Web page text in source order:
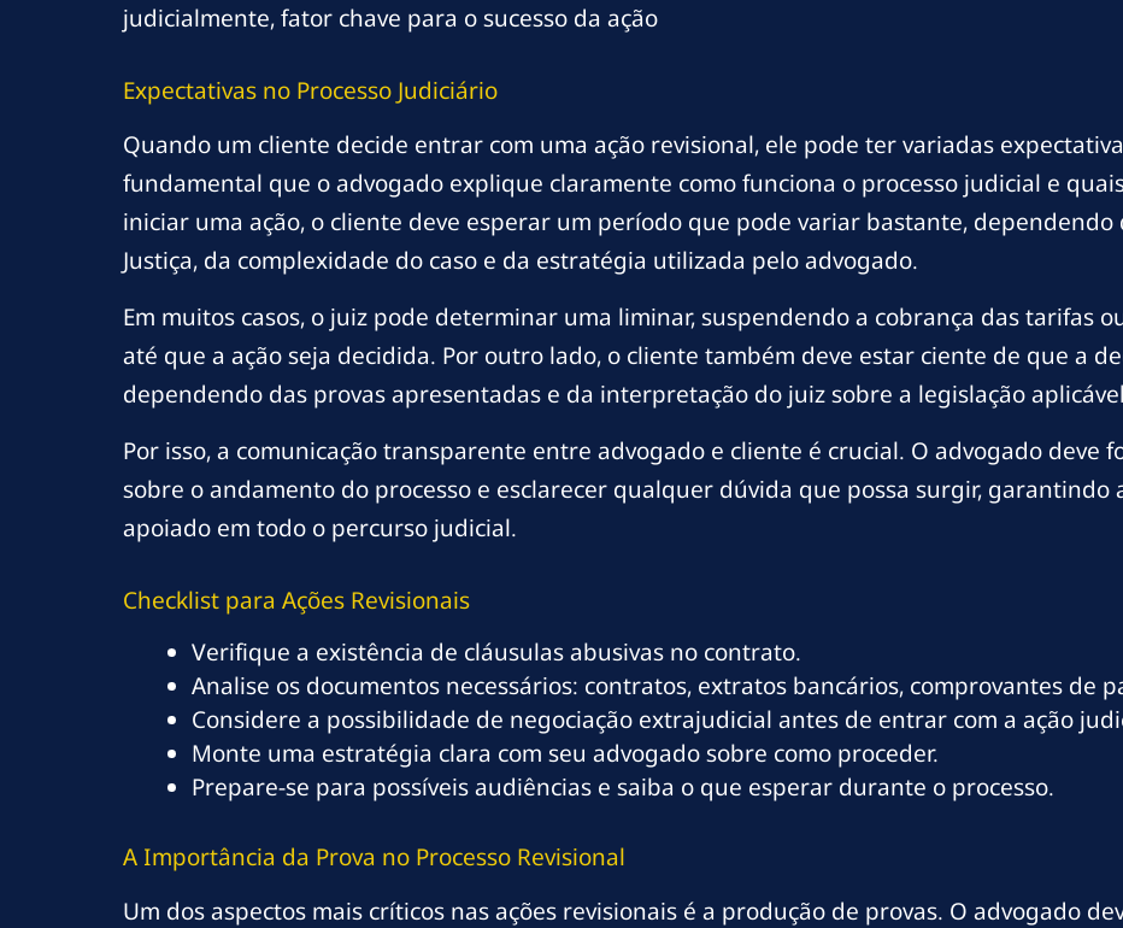
judicialmente, fator chave para o sucesso da ação
Expectativas no Processo Judiciário
Quando um cliente decide entrar com uma ação revisional, ele pode ter variadas
fundamental que o advogado explique claramente como funciona o processo judicial e
iniciar uma ação, o cliente deve esperar um período que pode variar bastante, dependendo
Justiça, da complexidade do caso e da estratégia utilizada pelo advogado.
Em muitos casos, o juiz pode determinar uma liminar, suspendendo a cobrança das tarifas
até que a ação seja decidida. Por outro lado, o cliente também deve estar ciente de que a
dependendo das provas apresentadas e da interpretação do juiz sobre a legislação
Por isso, a comunicação transparente entre advogado e cliente é crucial. O advogado deve
sobre o andamento do processo e esclarecer qualquer dúvida que possa surgir, garantindo
apoiado em todo o percurso judicial.
Checklist para Ações Revisionais
Verifique a existência de cláusulas abusivas no contrato.
Analise os documentos necessários: contratos, extratos bancários, comprovantes de
Considere a possibilidade de negociação extrajudicial antes de entrar com a ação
Monte uma estratégia clara com seu advogado sobre como proceder.
Prepare-se para possíveis audiências e saiba o que esperar durante o processo.
A Importância da Prova no Processo Revisional
Um dos aspectos mais críticos nas ações revisionais é a produção de provas. O advogado